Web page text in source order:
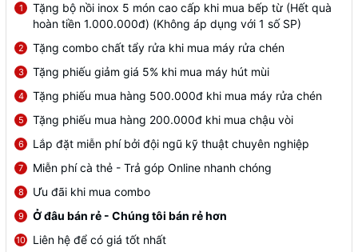
1
Tặng bộ nồi inox 5 món cao cấp khi mua bếp từ (Hết quà
hoàn tiền 1.000.000đ) (Không áp dụng với 1 số SP)
2 Tặng combo chất tẩy rửa khi mua máy rửa chén
3 Tặng phiếu giảm giá 5% khi mua máy hút mùi
4 Tặng phiếu mua hàng 500.000đ khi mua máy rửa chén
5 Tặng phiếu mua hàng 200.000đ khi mua chậu vòi
6 Lắp đặt miễn phí bởi đội ngũ kỹ thuật chuyên nghiệp
7 Miễn phí cà thẻ - Trả góp Online nhanh chóng
8 Ưu đãi khi mua combo
9 Ở đâu bán rẻ - Chúng tôi bán rẻ hơn
10 Liên hệ để có giá tốt nhất